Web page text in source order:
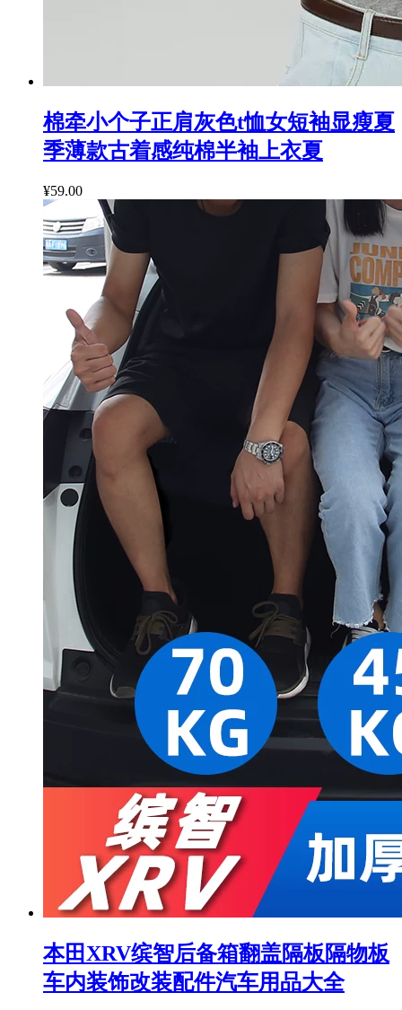
棉牵小个子正肩灰色t恤女短袖显瘦夏
季薄款古着感纯棉半袖上衣夏
¥59.00
本田XRV缤智后备箱翻盖隔板隔物板
车内装饰改装配件汽车用品大全